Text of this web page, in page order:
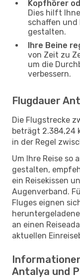
Kopfhörer
Dies hilft
schaffen und
gestalten.
Ihre Beine
von Zeit zu
um die
verbessern.
Flugdauer
Die Flugstrecke
beträgt 2.384,24
in der Regel
Um Ihre Reise so
gestalten,
ein Reisekissen
Augenverband.
Fluges eignen
an einen
aktuellen
Antalya und